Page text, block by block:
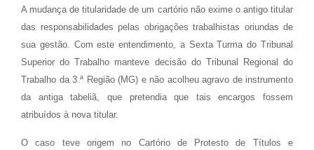
A mudança de titularidade de um cartório não exime o antigo titular
das responsabilidades pelas obrigações trabalhistas oriundas de
sua gestão. Com este entendimento, a Sexta Turma do Tribunal
Superior do Trabalho manteve decisão do Tribunal Regional do
Trabalho da 3.ª Região (MG) e não acolheu agravo de instrumento
da antiga tabeliã, que pretendia que tais encargos fossem
atribuídos à nova titular.
O caso teve origem no Cartório de Protesto de Títulos e